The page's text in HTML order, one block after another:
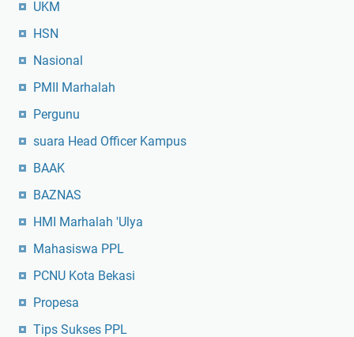
UKM
HSN
Nasional
PMII Marhalah
Pergunu
suara Head Officer Kampus
BAAK
BAZNAS
HMI Marhalah 'Ulya
Mahasiswa PPL
PCNU Kota Bekasi
Propesa
Tips Sukses PPL